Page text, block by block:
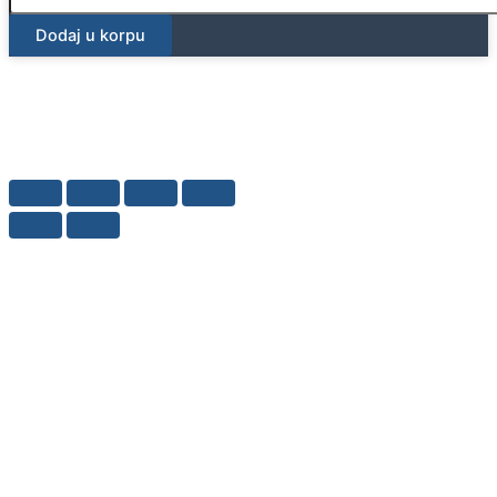
za
dvokoličinsko
ispiranje,
Dodaj u korpu